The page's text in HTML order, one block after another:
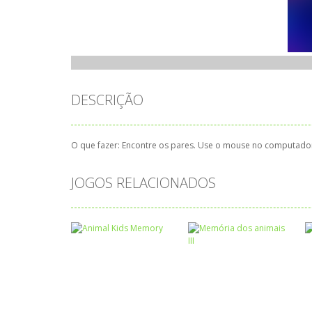
DESCRIÇÃO
O que fazer: Encontre os pares. Use o mouse no
JOGOS RELACIONADOS